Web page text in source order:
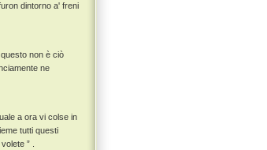
dintorno a' freni
non è ciò
ne
a ora vi colse in
tutti questi
” .